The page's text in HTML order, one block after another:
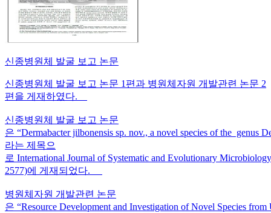
신종병원체 발굴 보고 논문
신종병원체 발굴 보고 논문 1편과 병원체자원 개발관련 논문 2
편을 게재하였다.
신종병원체 발굴 보고 논문
은 “Dermabacter jilbonensis sp. nov., a novel species of the genus
라는 제목으
로 International Journal of Systematic and Evolutionary
2577)에 게재되었다.
병원체자원 개발관련 논문
은 “Resource Development and Investigation of Novel Species